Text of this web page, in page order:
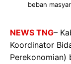
beban
NEWS TNG–
Koordinator
Perekonomian)